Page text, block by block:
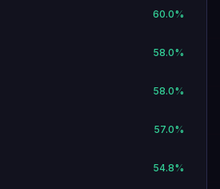
60.0%
58.0%
58.0%
57.0%
54.8%